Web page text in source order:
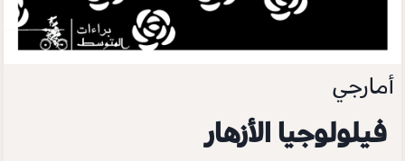
أمارجي
فيلولوجيا الأزهار